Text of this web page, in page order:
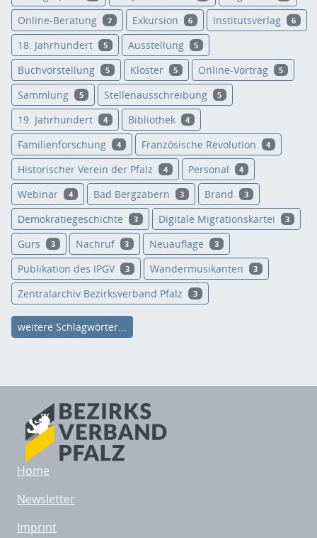
Online-Beratung 7 Exkursion 6 Institutsverlag 6
18. Jahrhundert 5 Ausstellung 5
Buchvorstellung 5 Kloster 5 Online-Vortrag 5
Sammlung 5 Stellenausschreibung 5
19. Jahrhundert 4 Bibliothek 4
Familienforschung 4 Französische Revolution 4
Historischer Verein der Pfalz 4 Personal 4
Webinar 4 Bad Bergzabern 3 Brand 3
Demokratiegeschichte 3 Digitale Migrationskartei 3
Gurs 3 Nachruf 3 Neuauflage 3
Publikation des IPGV 3 Wandermusikanten 3
Zentralarchiv Bezirksverband Pfalz 3
weitere Schlagwörter...
Home
Newsletter
Imprint